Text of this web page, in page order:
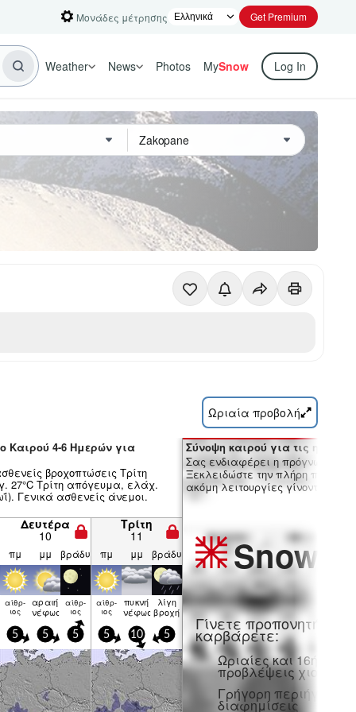
Μονάδες μέτρησης Get Premium
Weather News Photos MySnow Log In
Ωριαία προβολή
Καιρού 4-6 Ημερών για
βροχοπτώσεις Τρίτη
27°C Τρίτη απόγευμα, ελάχ.
Γενικά ασθενείς άνεμοι.
Δευτέρα
10
Τρίτη
11
πμ μμ βράδυ πμ μμ βράδυ
αίθρ­
ιος
αραιή
νέφωση
αίθρ­
ιος
αίθρ­
ιος
πυκνή
νέφωση
λίγη
βροχή
5 5 5 5 10 5
Σύνοψη καιρού για τις ημέρες
Σας ενδιαφέρει η πρόγνωση 16
Ξεκλειδώστε την πλήρη
ακόμη λειτουργίες γίνοντας
Snow
Γίνετε προπονητή και
καρβάρετε:
Ωριαίες και
προβλέψεις χιονιού
Γρήγορη περιήγηση
διαφημίσεις